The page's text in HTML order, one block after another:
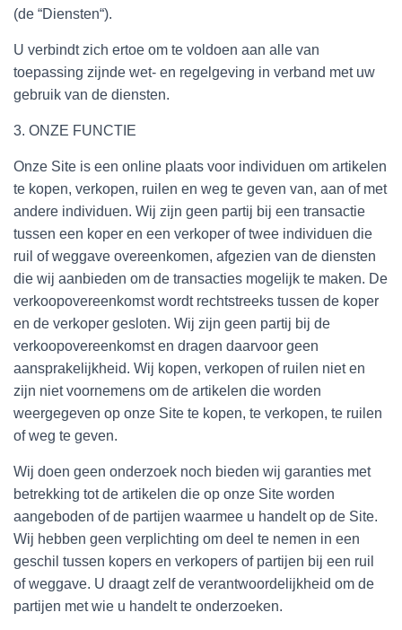
(de “Diensten“).
U verbindt zich ertoe om te voldoen aan alle van
toepassing zijnde wet- en regelgeving in verband met uw
gebruik van de diensten.
3. ONZE FUNCTIE
Onze Site is een online plaats voor individuen om artikelen
te kopen, verkopen, ruilen en weg te geven van, aan of met
andere individuen. Wij zijn geen partij bij een transactie
tussen een koper en een verkoper of twee individuen die
ruil of weggave overeenkomen, afgezien van de diensten
die wij aanbieden om de transacties mogelijk te maken. De
verkoopovereenkomst wordt rechtstreeks tussen de koper
en de verkoper gesloten. Wij zijn geen partij bij de
verkoopovereenkomst en dragen daarvoor geen
aansprakelijkheid. Wij kopen, verkopen of ruilen niet en
zijn niet voornemens om de artikelen die worden
weergegeven op onze Site te kopen, te verkopen, te ruilen
of weg te geven.
Wij doen geen onderzoek noch bieden wij garanties met
betrekking tot de artikelen die op onze Site worden
aangeboden of de partijen waarmee u handelt op de Site.
Wij hebben geen verplichting om deel te nemen in een
geschil tussen kopers en verkopers of partijen bij een ruil
of weggave. U draagt zelf de verantwoordelijkheid om de
partijen met wie u handelt te onderzoeken.